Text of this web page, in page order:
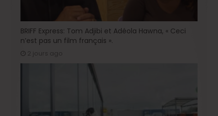
BRIFF Express: Tom Adjibi et Adéola Hawna, « Ceci
n’est pas un film français ».
2 jours ago